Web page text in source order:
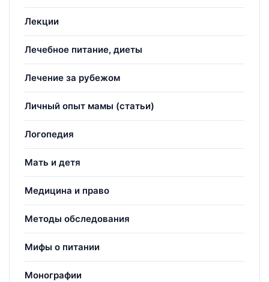
Лекции
Лечебное питание, диеты
Лечение за рубежом
Личный опыт мамы (статьи)
Логопедия
Мать и детя
Медицина и право
Методы обследования
Мифы о питании
Монографии